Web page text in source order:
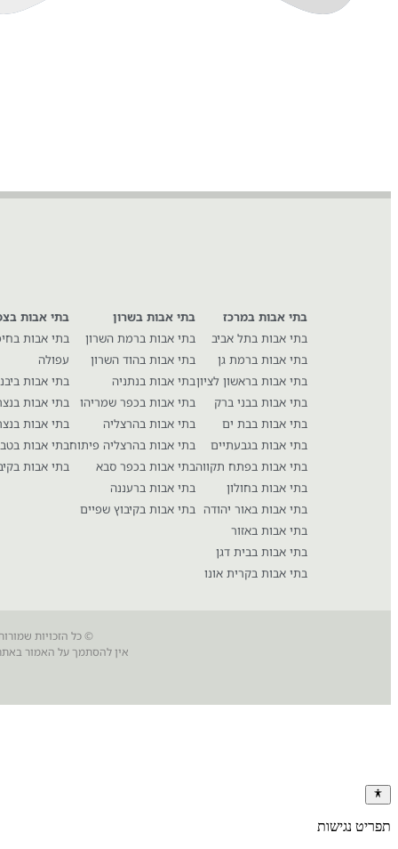
בתי אבות במרכז
בתי אבות בתל אביב
בתי אבות ברמת גן
בתי אבות בראשון לציון
בתי אבות בבני ברק
בתי אבות בבת ים
בתי אבות בגבעתיים
בתי אבות בפתח תקווה
בתי אבות בחולון
בתי אבות באור יהודה
בתי אבות באזור
בתי אבות בבית דגן
בתי אבות בקרית אונו
בתי אבות בשרון
בתי אבות ברמת השרון
בתי אבות בהוד השרון
בתי אבות בנתניה
בתי אבות בכפר שמריהו
בתי אבות בהרצליה
בתי אבות בהרצליה פיתוח
בתי אבות בכפר סבא
בתי אבות ברעננה
בתי אבות בקיבוץ שפיים
בתי אבות
בתי אבות
עפולה
בתי אבות
בתי אבות
בתי אבות
בתי אבות
בתי אבות
© כל הזכויות
אין להסתמך על האמור
תפריט נגישות